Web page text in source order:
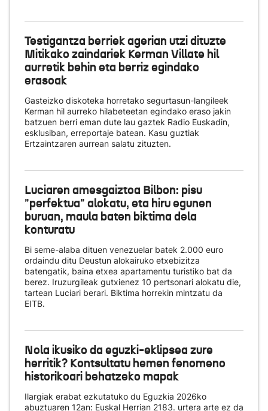
Testigantza berriek agerian utzi dituzte
Mitikako zaindariek Kerman Villate hil
aurretik behin eta berriz egindako
erasoak
Gasteizko diskoteka horretako segurtasun-langileek
Kerman hil aurreko hilabeteetan egindako eraso jakin
batzuen berri eman dute lau gaztek Radio Euskadin,
esklusiban, erreportaje batean. Kasu guztiak
Ertzaintzaren aurrean salatu zituzten.
Luciaren amesgaiztoa Bilbon: pisu
"perfektua" alokatu, eta hiru egunen
buruan, maula baten biktima dela
konturatu
Bi seme-alaba dituen venezuelar batek 2.000 euro
ordaindu ditu Deustun alokairuko etxebizitza
batengatik, baina etxea apartamentu turistiko bat da
berez. Iruzurgileak gutxienez 10 pertsonari alokatu die,
tartean Luciari berari. Biktima horrekin mintzatu da
EITB.
Nola ikusiko da eguzki-eklipsea zure
herritik? Kontsultatu hemen fenomeno
historikoari behatzeko mapak
Ilargiak erabat ezkutatuko du Eguzkia 2026ko
abuztuaren 12an: Euskal Herrian 2183. urtera arte ez da